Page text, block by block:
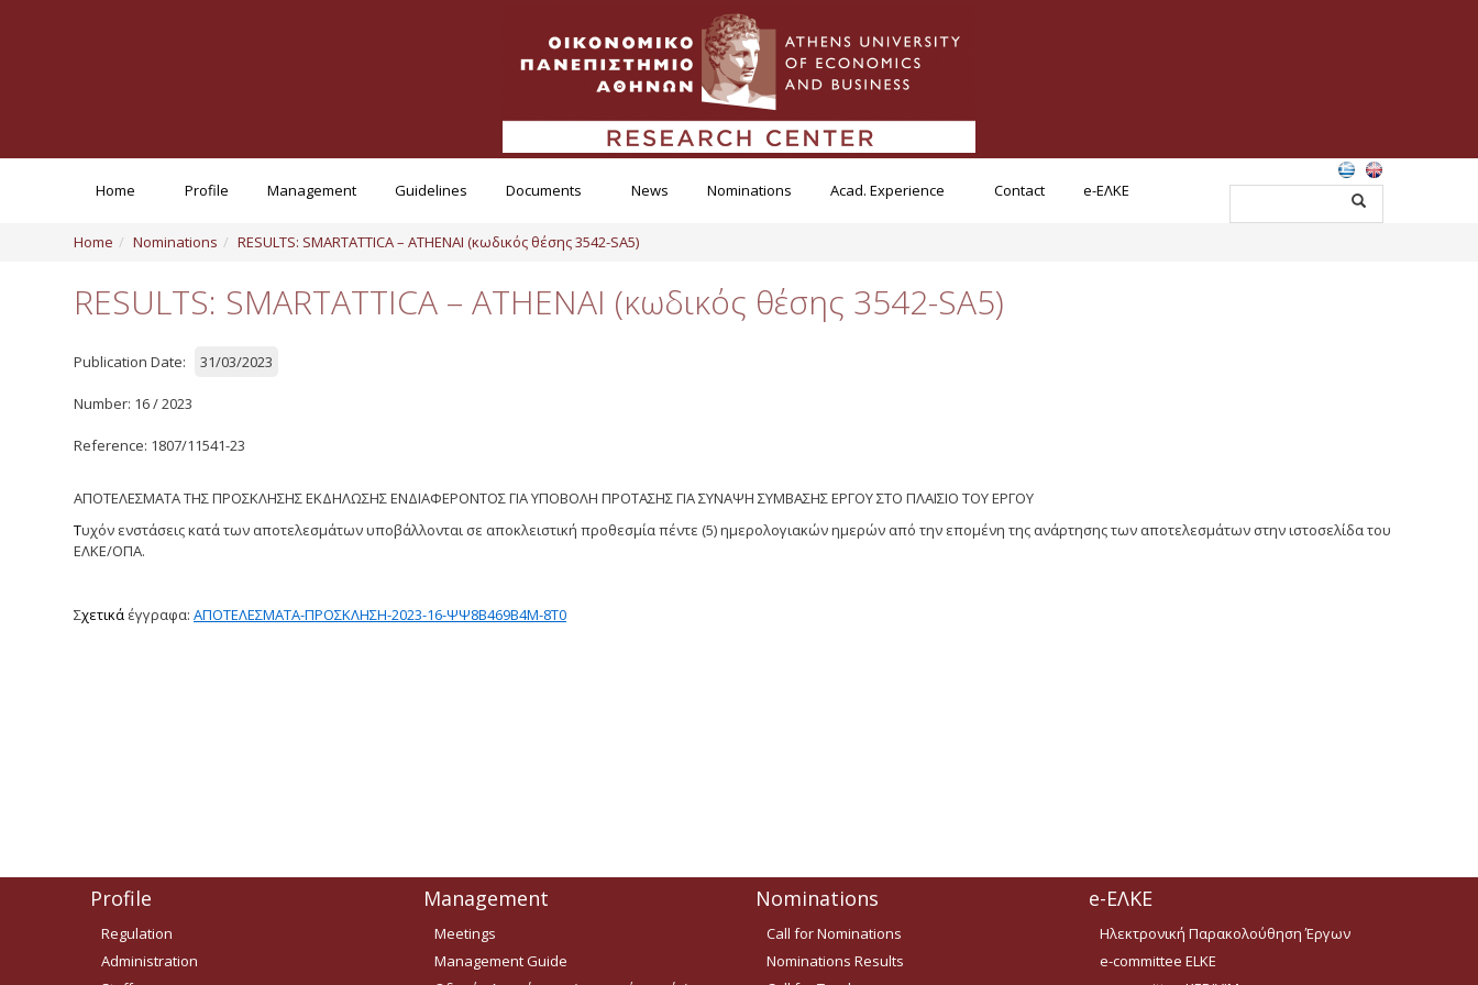
Home Profile Management Guidelines Documents News Nominations Acad. Experience Contact e-ΕΛΚΕ
Home Nominations RESULTS: SMARTATTICA – ATHENAI (κωδικός θέσης 3542-SA5)
RESULTS: SMARTATTICA – ATHENAI (κωδικός θέσης 3542-SA5)
Publication Date: 31/03/2023
Number: 16 / 2023
Reference: 1807/11541-23
ΑΠΟΤΕΛΕΣΜΑΤΑ ΤΗΣ ΠΡΟΣΚΛΗΣΗΣ ΕΚΔΗΛΩΣΗΣ ΕΝΔΙΑΦΕΡΟΝΤΟΣ ΓΙΑ ΥΠΟΒΟΛΗ ΠΡΟΤΑΣΗΣ ΓΙΑ ΣΥΝΑΨΗ ΣΥΜΒΑΣΗΣ ΕΡΓΟΥΣΤΟ ΠΛΑΙΣΙΟ ΤΟΥΕΡΓΟΥ
Τυχόν ενστάσεις κατά των αποτελεσμάτων υποβάλλονται σε αποκλειστική προθεσμία πέντε (5) ημερολογιακών ημερών από την επομένη της ανάρτησης των αποτελεσμάτων στην ιστοσελίδα του
ΕΛΚΕ/ΟΠΑ.
Σχετικά έγγραφα: ΑΠΟΤΕΛΕΣΜΑΤΑ-ΠΡΟΣΚΛΗΣΗ-2023-16-ΨΨ8Β469Β4Μ-8Τ0
Profile
Regulation
Administration
Management
Meetings
Management Guide
Nominations
Call for Nominations
Nominations Results
e-ΕΛΚΕ
Ηλεκτρονική Παρακολούθηση Έργων
e-committee ELKE